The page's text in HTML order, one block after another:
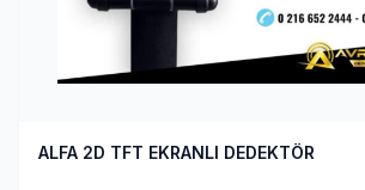
ALFA 2D TFT EKRANLI DEDEKTÖR